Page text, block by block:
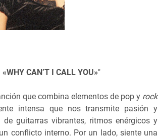
«WHY CAN’T I CALL YOU»"
que combina elementos de pop y rock
intensa que nos transmite pasión y
guitarras vibrantes, ritmos enérgicos y
conflicto interno. Por un lado, siente una